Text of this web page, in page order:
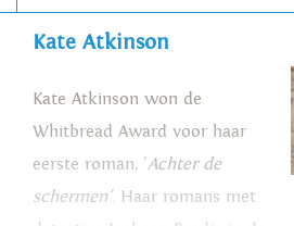
Kate Atkinson
Kate Atkinson won de
Whitbread Award voor haar
eerste roman, 'Achter de
schermen'. Haar romans met